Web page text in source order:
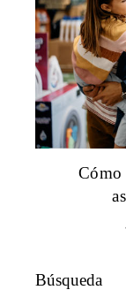
Cómo
Búsqueda